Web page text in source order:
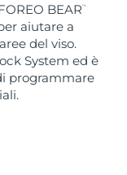
BEAR ™
aiutare a
del viso.
System ed è
programmare